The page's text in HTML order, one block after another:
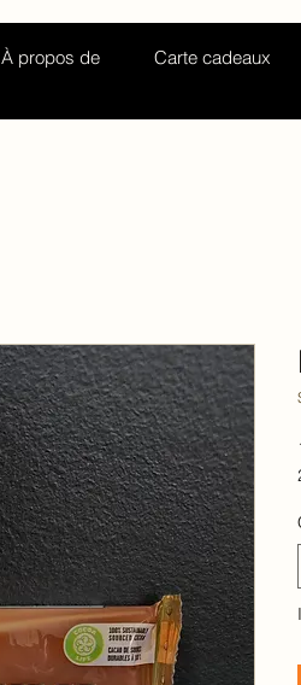
À propos de Carte cadeaux